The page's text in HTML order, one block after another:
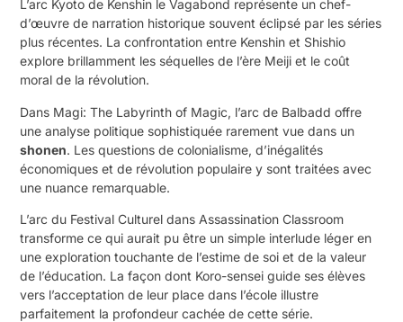
L’arc Kyoto de Kenshin le Vagabond représente un chef-
d’œuvre de narration historique souvent éclipsé par les séries
plus récentes. La confrontation entre Kenshin et Shishio
explore brillamment les séquelles de l’ère Meiji et le coût
moral de la révolution.
Dans Magi: The Labyrinth of Magic, l’arc de Balbadd offre
une analyse politique sophistiquée rarement vue dans un
shonen. Les questions de colonialisme, d’inégalités
économiques et de révolution populaire y sont traitées avec
une nuance remarquable.
L’arc du Festival Culturel dans Assassination Classroom
transforme ce qui aurait pu être un simple interlude léger en
une exploration touchante de l’estime de soi et de la valeur
de l’éducation. La façon dont Koro-sensei guide ses élèves
vers l’acceptation de leur place dans l’école illustre
parfaitement la profondeur cachée de cette série.